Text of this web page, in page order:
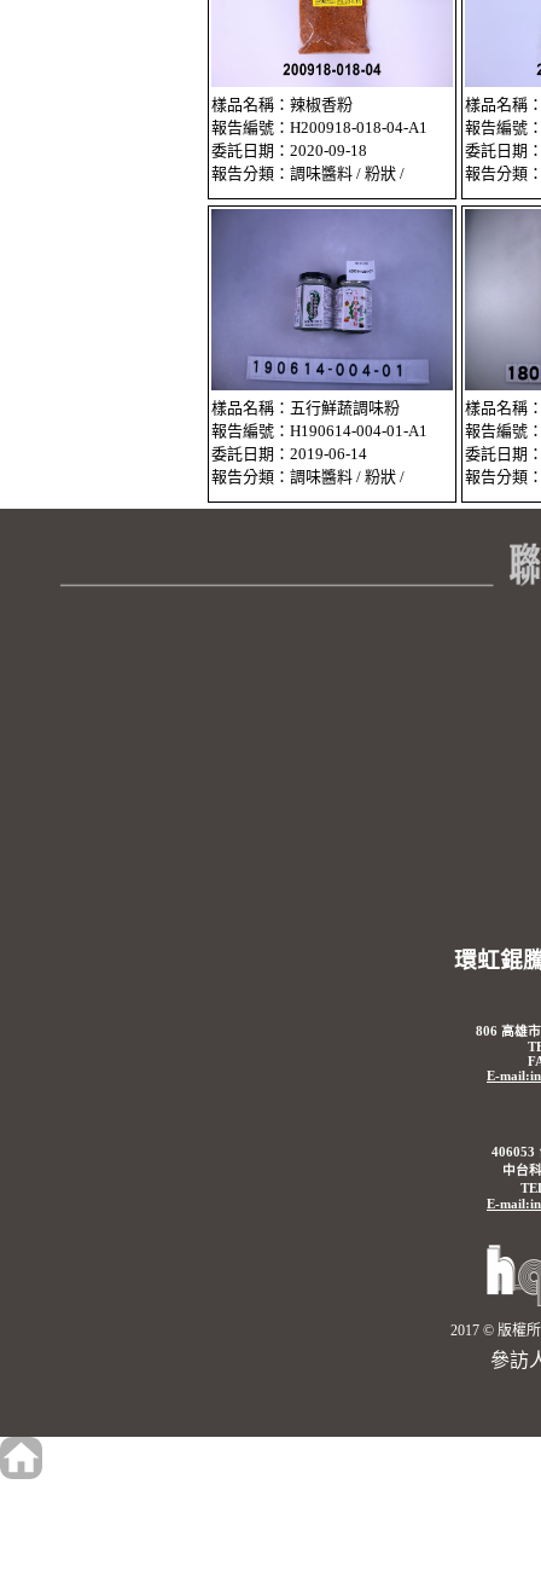
樣品名稱：辣椒香粉
報告編號：H200918-018-04-A1
委託日期：2020-09-18
報告分類：調味醬料 / 粉狀 /
樣品名稱
報告編號
委託日期
報告分類
樣品名稱：五行鮮蔬調味粉
報告編號：H190614-004-01-A1
委託日期：2019-06-14
報告分類：調味醬料 / 粉狀 /
樣品名稱
報告編號
委託日期
報告分類
環虹錕
806 高雄
E-
406053
中台
E-
2017 © 版權
參訪